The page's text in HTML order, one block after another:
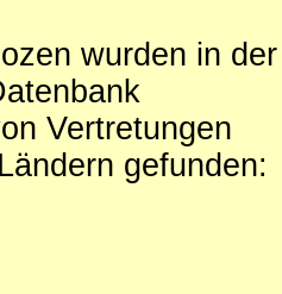
wurden in der
Vertretungen
gefunden: